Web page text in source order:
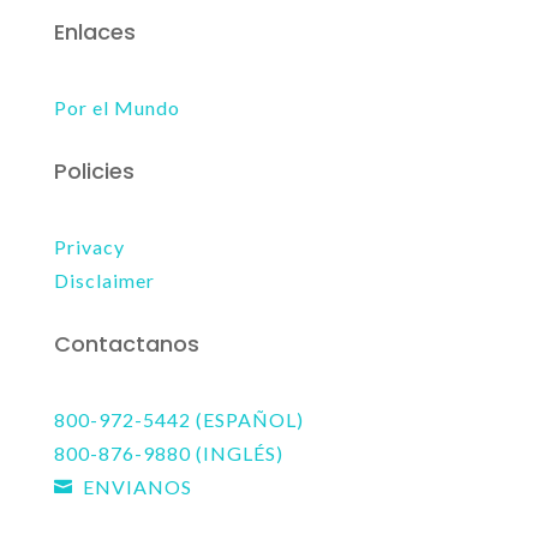
Enlaces
Por el Mundo
Policies
Privacy
Disclaimer
Contactanos
800-972-5442 (ESPAÑOL)
800-876-9880 (INGLÉS)
 ENVIANOS